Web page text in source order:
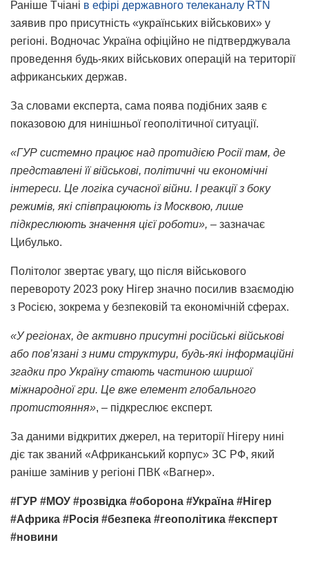
Раніше Тчіані в ефірі державного телеканалу RTN
заявив про присутність «українських військових» у
регіоні. Водночас Україна офіційно не підтверджувала
проведення будь-яких військових операцій на території
африканських держав.
За словами експерта, сама поява подібних заяв є
показовою для нинішньої геополітичної ситуації.
«ГУР системно працює над протидією Росії там, де
представлені її військові, політичні чи економічні
інтереси. Це логіка сучасної війни. І реакції з боку
режимів, які співпрацюють із Москвою, лише
підкреслюють значення цієї роботи», – зазначає
Цибулько.
Політолог звертає увагу, що після військового
перевороту 2023 року Нігер значно посилив взаємодію
з Росією, зокрема у безпековій та економічній сферах.
«У регіонах, де активно присутні російські військові
або пов’язані з ними структури, будь-які інформаційні
згадки про Україну стають частиною ширшої
міжнародної гри. Це вже елемент глобального
протистояння», – підкреслює експерт.
За даними відкритих джерел, на території Нігеру нині
діє так званий «Африканський корпус» ЗС РФ, який
раніше замінив у регіоні ПВК «Вагнер».
#ГУР #МОУ #розвідка #оборона #Україна #Нігер
#Африка #Росія #безпека #геополітика #експерт
#новини